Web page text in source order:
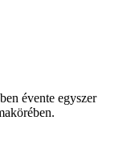
évente egyszer